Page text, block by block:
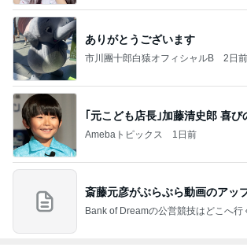
ありがとうございます
市川團十郎白猿オフィシャルB 2日前
｢元こども店長｣加藤清史郎 喜び
Amebaトピックス 1日前
斎藤元彦がぶらぶら動画のアッ
Bank of Dreamの公営競技はどこへ行